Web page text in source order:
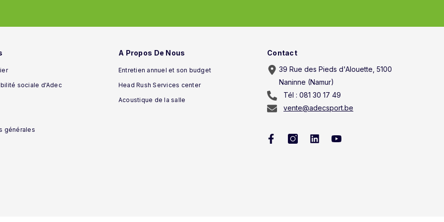
sociale d'Adec
générales
A Propos De Nous
Entretien annuel et son budget
Head Rush Services center
Acoustique de la salle
Contact
39 Rue des Pieds d'Alouette, 5100
Naninne (Namur)
Tél : 081 30 17 49
vente@adecsport.be